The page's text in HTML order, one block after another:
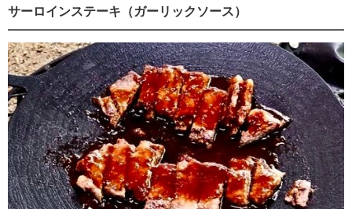
サーロインステーキ（ガーリックソース）